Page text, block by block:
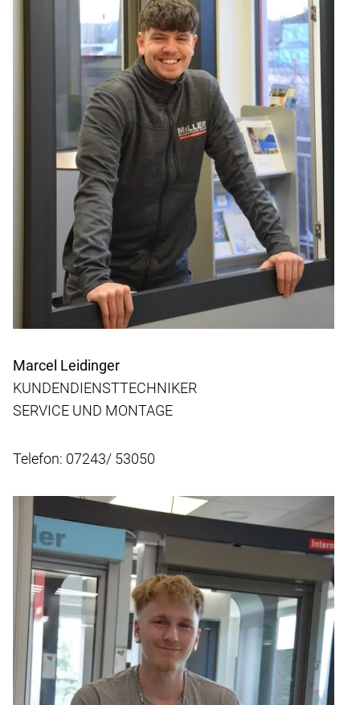
Marcel Leidinger
KUNDENDIENSTTECHNIKER
SERVICE UND MONTAGE
Telefon: 07243/ 53050